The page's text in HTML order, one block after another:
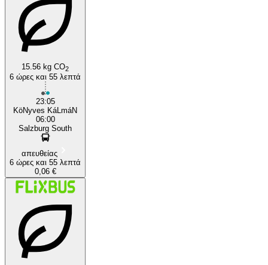
15.56 kg CO2
6 ώρες και 55 λεπτά
23:05
KöNyves KáLmáN
06:00
Salzburg South
απευθείας
6 ώρες και 55 λεπτά
0,06 €